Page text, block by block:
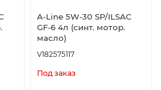
A-Line 5W-30 SP/ILSAC
GF-6 4л (синт. мотор.
масло)
V182575117
Под заказ